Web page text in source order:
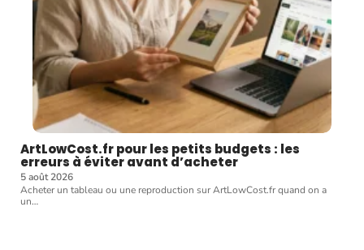
ArtLowCost.fr pour les petits budgets : les
erreurs à éviter avant d’acheter
5 août 2026
Acheter un tableau ou une reproduction sur ArtLowCost.fr quand on a
un…